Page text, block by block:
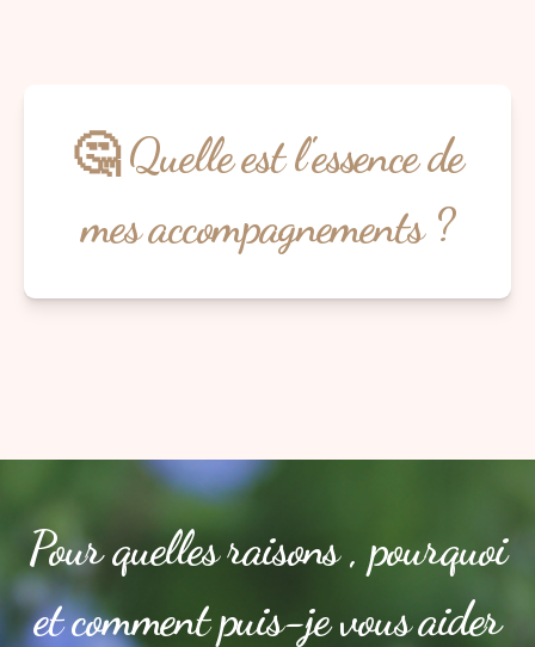
🤔 Quelle est l'essence de
mes accompagnements ?
Pour quelles raisons , pourquoi
et comment puis-je vous aider